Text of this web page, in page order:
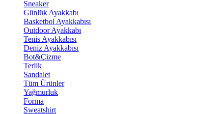
Sneaker
Günlük Ayakkabı
Basketbol Ayakkabısı
Outdoor Ayakkabı
Tenis Ayakkabısı
Deniz Ayakkabısı
Bot&Çizme
Terlik
Sandalet
Tüm Ürünler
Yağmurluk
Forma
Sweatshirt